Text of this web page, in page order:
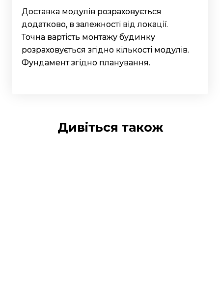
Доставка модулів розраховується
додатково, в залежності від локації.
Точна вартість монтажу будинку
розраховується згідно кількості модулів.
Фундамент згідно планування.
Дивіться також